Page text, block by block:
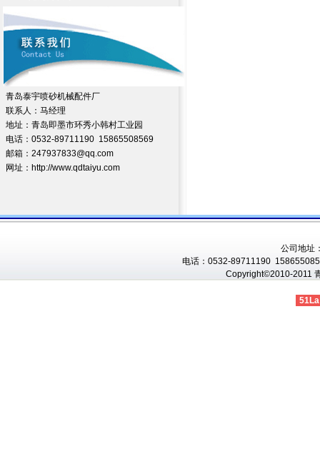
青岛泰宇喷砂机械配件厂
联系人：马经理
地址：青岛即墨市环秀小韩村工业园
电话：0532-89711190 15865508569
邮箱：247937833@qq.com
网址：http://www.qdtaiyu.com
公司地址
电话：0532-89711190
Copyright©2010-2011
51La